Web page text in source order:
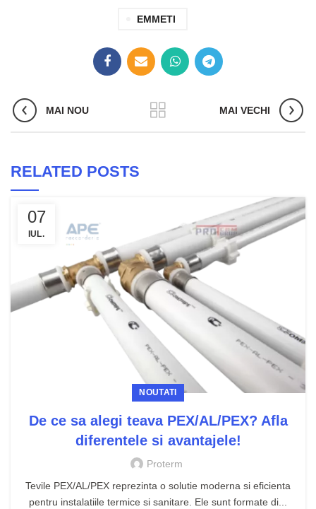
EMMETI
MAI NOU MAI VECHI
RELATED POSTS
07
IUL.
NOUTATI
De ce sa alegi teava PEX/AL/PEX? Afla
diferentele si avantajele!
Proterm
Tevile PEX/AL/PEX reprezinta o solutie moderna si eficienta
pentru instalatiile termice si sanitare. Ele sunt formate di...